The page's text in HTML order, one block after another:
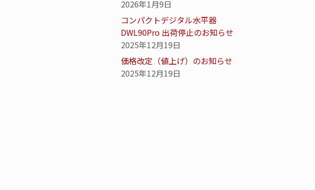
2026年1月9日
コンパクトデジタル水平器
DWL90Pro 出荷停止のお知らせ
2025年12月19日
価格改定（値上げ）のお知らせ
2025年12月19日